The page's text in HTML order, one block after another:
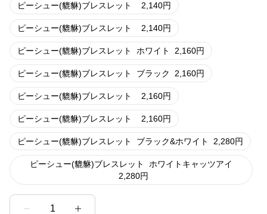
ピーシュー(貔貅)ブレスレット 2,140円
ピーシュー(貔貅)ブレスレット 2,140円
ピーシュー(貔貅)ブレスレット ホワイト 2,160円
ピーシュー(貔貅)ブレスレット ブラック 2,160円
ピーシュー(貔貅)ブレスレット 2,160円
ピーシュー(貔貅)ブレスレット 2,160円
ピーシュー(貔貅)ブレスレット ブラック&ホワイト 2,280円
ピーシュー(貔貅)ブレスレット
ホワイトキャッツアイ
2,280円
1